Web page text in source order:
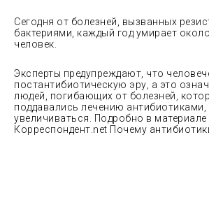
Сегодня от болезней, вызванных
бактериями, каждый год умирает
человек.
Эксперты предупреждают, что
постантибиотическую эру, а это
людей, погибающих от болезней,
поддавались лечению антибиотиками,
увеличиваться. Подробно в материале
Корреспондент.net Почему